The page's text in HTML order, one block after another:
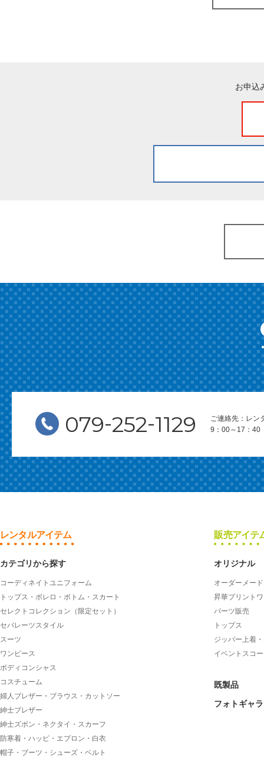
お申込
079-252-1129
ご連絡先：レン
9：00～17：
レンタルアイテム
カテゴリから探す
コーディネイトユニフォーム
トップス・ボレロ・ボトム・スカート
セレクトコレクション（限定セット）
セパレーツスタイル
スーツ
ワンピース
ボディコンシャス
コスチューム
婦人ブレザー・ブラウス・カットソー
紳士ブレザー
紳士ズボン・ネクタイ・スカーフ
防寒着・ハッピ・エプロン・白衣
帽子・ブーツ・シューズ・ベルト
販売アイテ
オリジナル
オーダーメー
昇華プリント
パーツ販売
トップス
ジッパー上着
イベントスコ
既製品
フォトギャ